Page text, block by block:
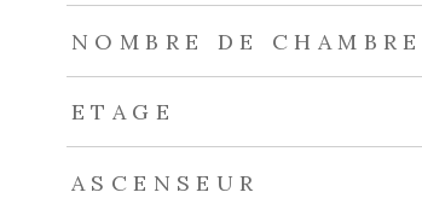
NOMBRE DE
ETAGE
ASCENSEUR